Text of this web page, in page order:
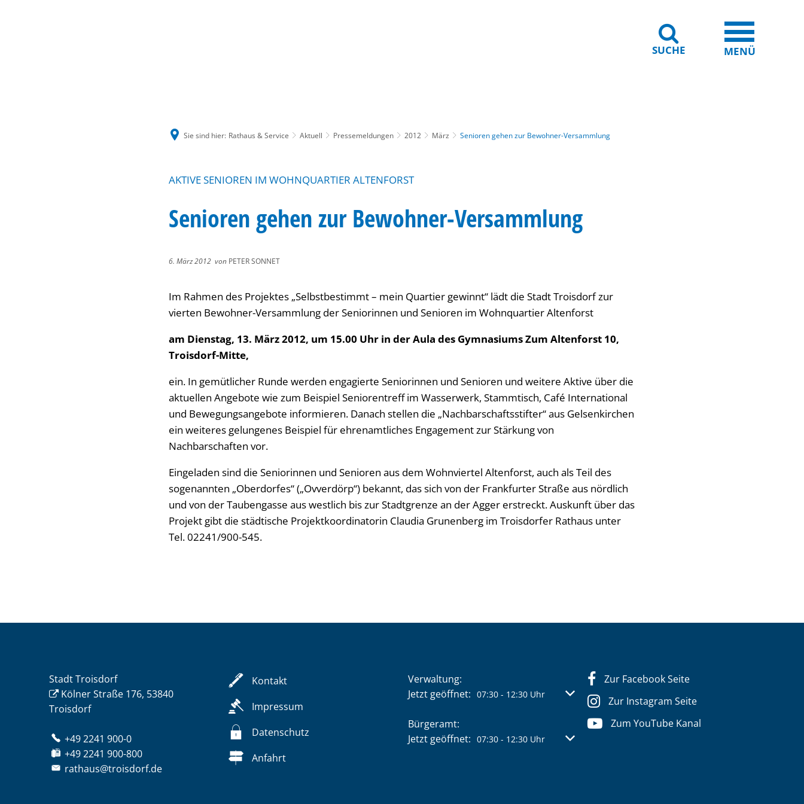
SUCHE MENÜ
Sie sind hier: Rathaus & Service Aktuell Pressemeldungen 2012 März Senioren gehen zur Bewohner-Versammlung
AKTIVE SENIOREN IM WOHNQUARTIER ALTENFORST
Senioren gehen zur Bewohner-Versammlung
6. März 2012 von PETER SONNET
Im Rahmen des Projektes „Selbstbestimmt – mein Quartier gewinnt“ lädt die Stadt Troisdorf zur
vierten Bewohner-Versammlung der Seniorinnen und Senioren im Wohnquartier Altenforst
am Dienstag, 13. März 2012, um 15.00 Uhr in der Aula des Gymnasiums Zum Altenforst 10,
Troisdorf-Mitte,
ein. In gemütlicher Runde werden engagierte Seniorinnen und Senioren und weitere Aktive über die
aktuellen Angebote wie zum Beispiel Seniorentreff im Wasserwerk, Stammtisch, Café International
und Bewegungsangebote informieren. Danach stellen die „Nachbarschaftsstifter“ aus Gelsenkirchen
ein weiteres gelungenes Beispiel für ehrenamtliches Engagement zur Stärkung von
Nachbarschaften vor.
Eingeladen sind die Seniorinnen und Senioren aus dem Wohnviertel Altenforst, auch als Teil des
sogenannten „Oberdorfes“ („Ovverdörp“) bekannt, das sich von der Frankfurter Straße aus nördlich
und von der Taubengasse aus westlich bis zur Stadtgrenze an der Agger erstreckt. Auskunft über das
Projekt gibt die städtische Projektkoordinatorin Claudia Grunenberg im Troisdorfer Rathaus unter
Tel. 02241/900-545.
Stadt Troisdorf
Kölner Straße 176, 53840
Troisdorf
+49 2241 900-0
+49 2241 900-800
rathaus@troisdorf.de
Kontakt
Impressum
Datenschutz
Anfahrt
Verwaltung:
Klicken, um weitere Öffnungs- oder Schließzeiten auszublenden
Jetzt geöffnet: 07:30 - 12:30 Uhr Von 07:30 bis 12:30 Uhr
Bürgeramt:
Klicken, um weitere Öffnungs- oder Schließzeiten auszublenden
Jetzt geöffnet: 07:30 - 12:30 Uhr Von 07:30 bis 12:30 Uhr
Zur Facebook Seite
Zur Instagram Seite
Zum YouTube Kanal